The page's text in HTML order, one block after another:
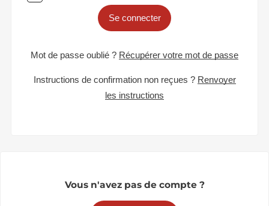
Se connecter
Mot de passe oublié ? Récupérer votre mot de passe
Instructions de confirmation non reçues ? Renvoyer
les instructions
Vous n'avez pas de compte ?